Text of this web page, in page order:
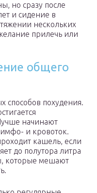
но сразу после
и сидение в
нескольких
прилечь или
общего
способов похудения.
начинают
и кровоток.
кашель, если
до полутора литра
которые мешают